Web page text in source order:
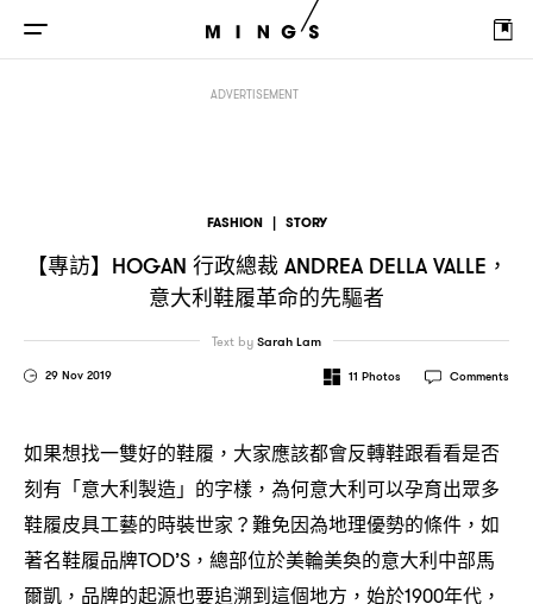
ADVERTISEMENT
FASHION | STORY
【專訪】 HOGAN 行政總裁ANDREA DELLA VALLE，
意大利鞋履革命的先驅者
29 Nov 2019
Text bySarah Lam
11 Photos Comments
如果想找一雙好的鞋履 ， 大家應該都會反轉鞋跟看看是否
刻有「意大利製造」的字樣 ， 為何意大利可以孕育出眾多
鞋履皮具工藝的時裝世家 ？難免因為地理優勢的條件 ， 如
著名鞋履品牌TOD’S， 總部位於美輪美奐的意大利中部馬
爾凱 ， 品牌的起源也要追溯到這個地方 ， 始於1900年代 ，
行政總裁 ANDREA DELLA VALLE， 意大利鞋履革命的先驅者